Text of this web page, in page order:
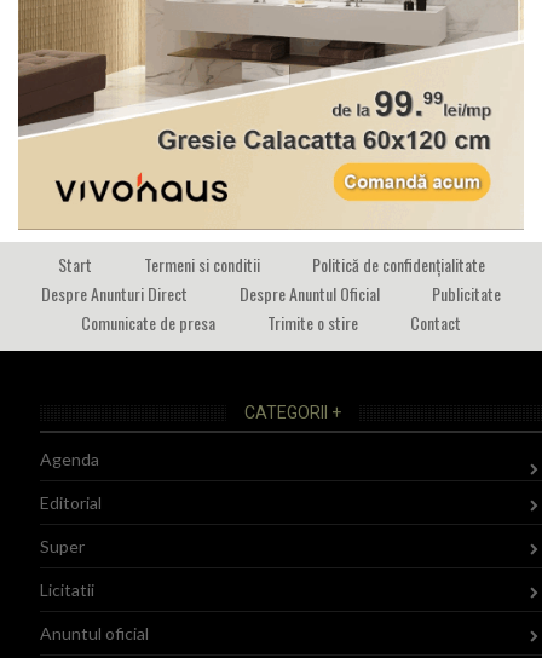
Start Termeni si conditii
Politică de confidențialitate
Despre Anunturi Direct
Despre Anuntul Oficial
Publicitate
Comunicate de presa
Trimite o stire Contact
CATEGORII +
Agenda
Editorial
Super
Licitatii
Anuntul oficial